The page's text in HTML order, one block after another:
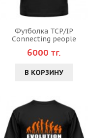
Футболка TCP/IP
Connecting people
6000 тг.
В КОРЗИНУ